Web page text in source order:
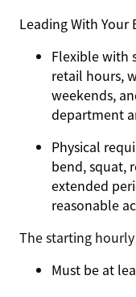
Leading With Your
Flexible with
retail hours,
weekends,
department
Physical
bend, squat,
extended
reasonable
The starting hourly
Must be at